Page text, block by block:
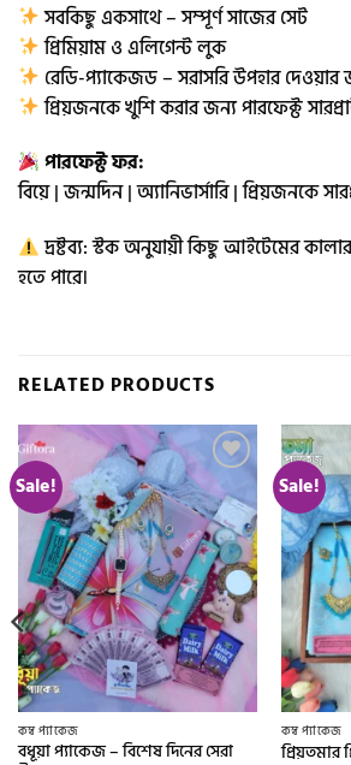
সবকিছু একসাথে – সম্পূর্ণ সাজের সেট
প্রিমিয়াম ও এলিগেন্ট লুক
রেডি-প্যাকেজড – সরাসরি উপহার দেওয়ার
প্রিয়জনকে খুশি করার জন্য পারফেক্ট
পারফেক্ট ফর:
বিয়ে | জন্মদিন | অ্যানিভার্সারি | প্রিয়জনকে
দ্রষ্টব্য: স্টক অনুযায়ী কিছু আইটেমের
হতে পারে।
RELATED PRODUCTS
Sale! Add to
wishlist
কম্ব প্যাকেজ
বধূয়া প্যাকেজ – বিশেষ দিনের সেরা
Sale!
কম্ব প্যাকেজ
প্রিয়তমার